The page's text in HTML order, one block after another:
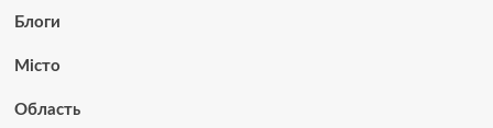
Блоги
Місто
Область